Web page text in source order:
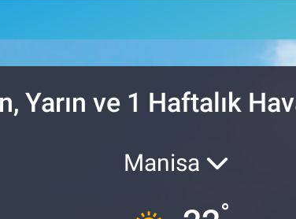
Yarın ve 1 Haftalık
Manisa
°